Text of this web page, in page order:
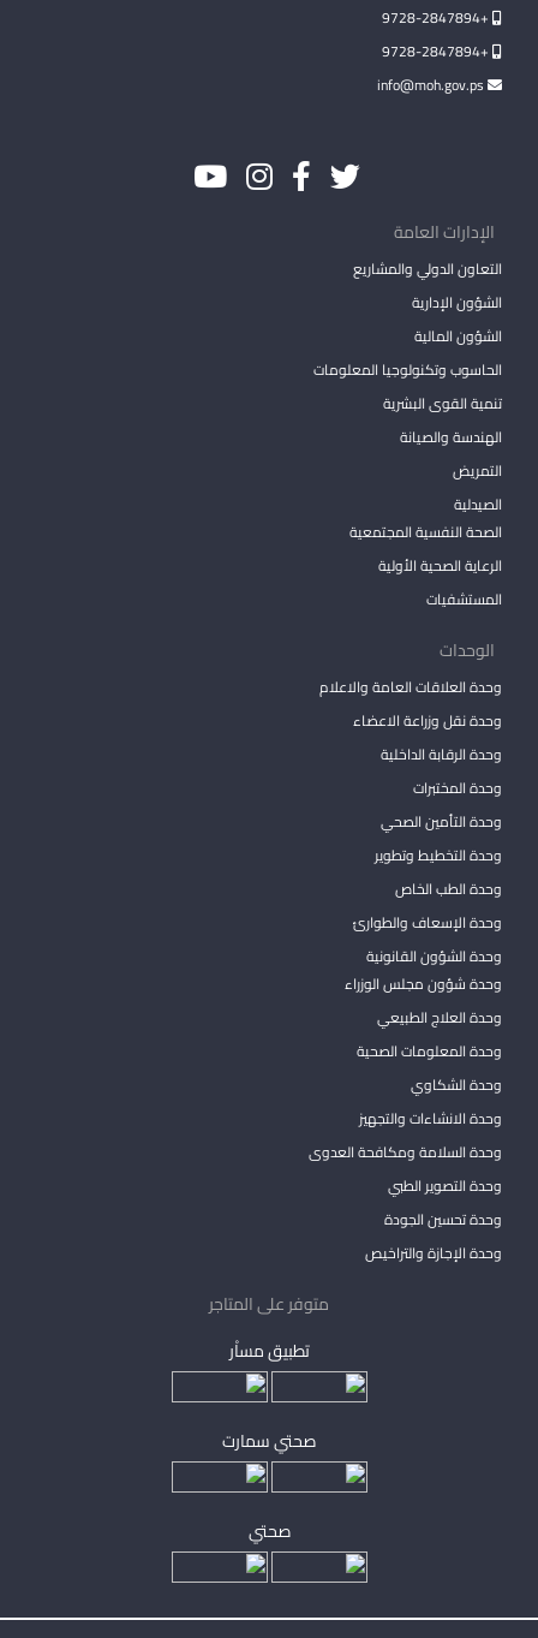
+9728-2847894
+9728-2847894
الإدارات العامة
التعاون الدولي والمشاريع
الشؤون الإدارية
الشؤون المالية
الحاسوب وتكنولوجيا المعلومات
تنمية القوى البشرية
الهندسة والصيانة
التمريض
الصيدلية
الصحة النفسية المجتمعية
الرعاية الصحية الأولية
المستشفيات
الوحدات
وحدة العلاقات العامة والاعلام
وحدة نقل وزراعة الاعضاء
وحدة الرقابة الداخلية
وحدة المختبرات
وحدة التأمين الصحي
وحدة التخطيط وتطوير
وحدة الطب الخاص
وحدة الإسعاف والطوارئ
وحدة الشؤون القانونية
وحدة شؤون مجلس الوزراء
وحدة العلاج الطبيعي
وحدة المعلومات الصحية
وحدة الشكاوي
وحدة الانشاءات والتجهيز
وحدة السلامة ومكافحة العدوى
وحدة التصوير الطبي
وحدة تحسين الجودة
وحدة الإجازة والتراخيص
متوفر على المتاجر
تطبيق مساْر
صحتي سمارت
صحتي